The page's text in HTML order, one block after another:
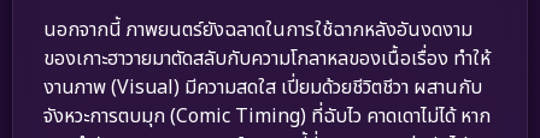
นอกจากนี้ ภาพยนตร์ยังฉลาดในการใช้ฉากหลังอันงดงาม
ของเกาะฮาวายมาตัดสลับกับความโกลาหลของเนื้อเรื่อง ทำให้
งานภาพ (Visual) มีความสดใส เปี่ยมด้วยชีวิตชีวา ผสานกับ
จังหวะการตบมุก (Comic Timing) ที่ฉับไว คาดเดาไม่ได้ หาก